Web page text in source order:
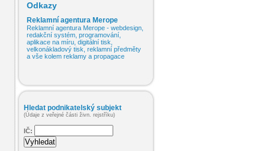
Odkazy
Reklamní agentura Merope
Reklamní agentura Merope - webdesign,
redakční systém, programování,
aplikace na míru, digitální tisk,
velkonákladový tisk, reklamní předměty
a vše kolem reklamy a propagace
Hledat podnikatelský subjekt
(Údaje z veřejné části živn. rejstříku)
IČ: